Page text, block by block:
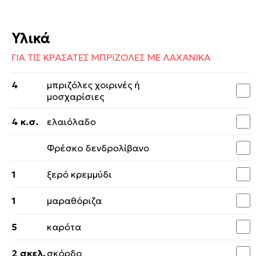
Υλικά
ΓΙΑ ΤΙΣ ΚΡΑΣΑΤΕΣ ΜΠΡΙΖΟΛΕΣ ΜΕ ΛΑΧΑΝΙΚΑ
4
μπριζόλες χοιρινές ή
μοσχαρίσιες
4 κ.σ. ελαιόλαδο
Φρέσκο δενδρολίβανο
1 ξερό κρεμμύδι
1 μαραθόριζα
5 καρότα
2 σκελ. σκόρδο